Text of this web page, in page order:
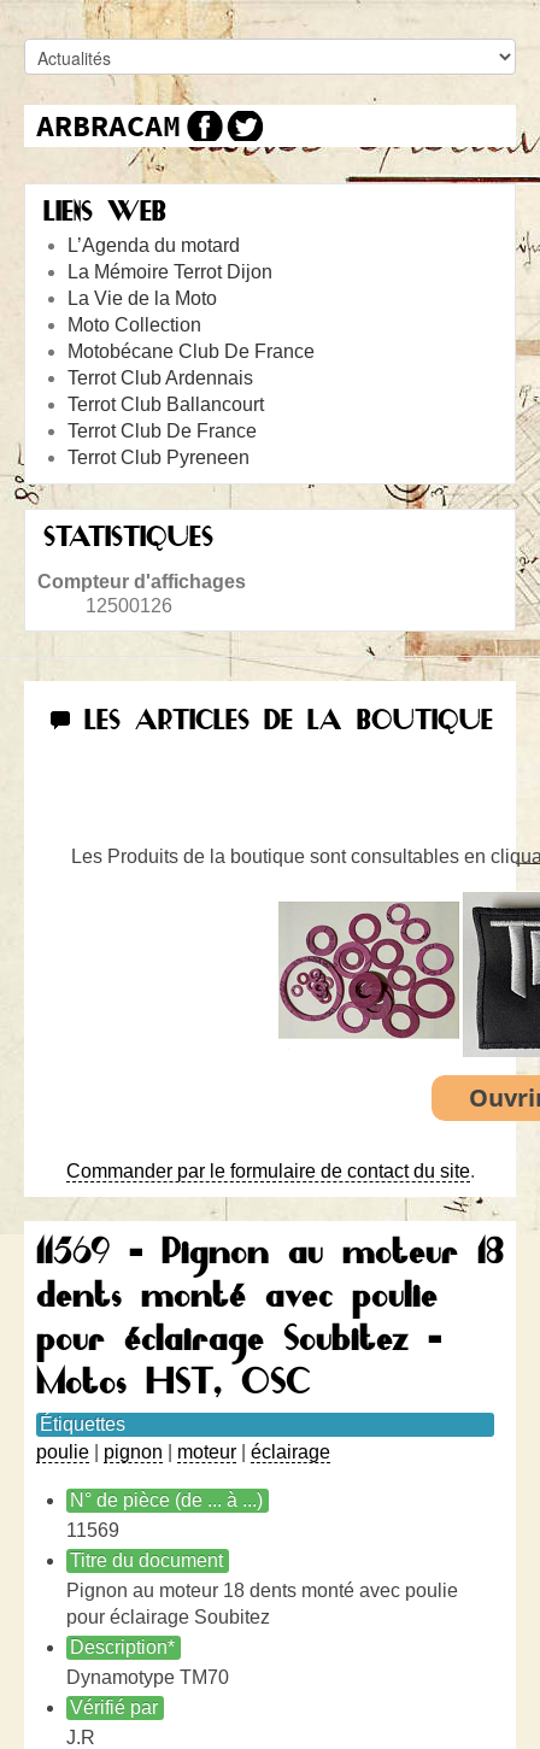
LIENS WEB
L’Agenda du motard
La Mémoire Terrot Dijon
La Vie de la Moto
Moto Collection
Motobécane Club De France
Terrot Club Ardennais
Terrot Club Ballancourt
Terrot Club De France
Terrot Club Pyreneen
STATISTIQUES
Compteur d'affichages
12500126
LES ARTICLES DE LA BOUTIQUE
Les Produits de la boutique sont consultables en
Commander par le formulaire de contact du site.
11569 - Pignon au moteur 18
dents monté avec poulie
pour éclairage Soubitez -
Motos HST, OSC
Étiquettes
poulie
pignon moteur éclairage
N° de pièce (de ... à ...)
11569
Titre du document
Pignon au moteur 18 dents monté avec poulie
pour éclairage Soubitez
Description*
Dynamotype TM70
Vérifié par
J.R